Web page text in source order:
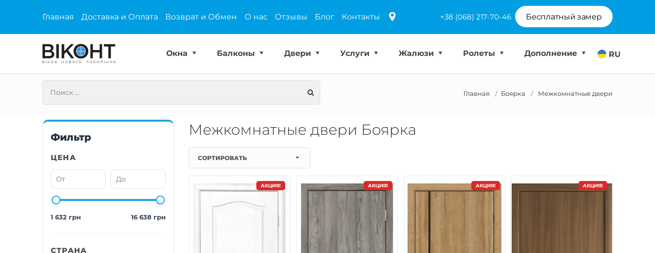
Главная Доставка и Оплата Возврат и Обмен О нас Отзывы Блог Контакты +38 (068) 217-70-46 Бесплатный замер
RU
Окна Балконы Двери Услуги Жалюзи Ролеты Дополнение
Главная Боярка Межкомнатные двери
Фильтр
ЦЕНА
1 632 грн 16 638 грн
СТРАНА
Межкомнатные двери Боярка
СОРТИРОВАТЬ
АКЦИЯ! АКЦИЯ! АКЦИЯ! АКЦИЯ!